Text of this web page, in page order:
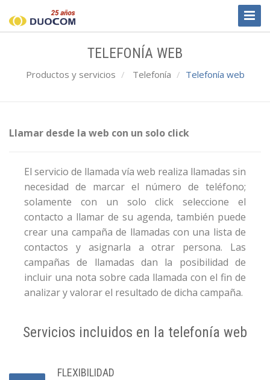
TELEFONÍA WEB
Productos y servicios Telefonía Telefonía web
Llamar desde la web con un solo click
El servicio de llamada vía web realiza llamadas sin
necesidad de marcar el número de teléfono;
solamente con un solo click seleccione el
contacto a llamar de su agenda, también puede
crear una campaña de llamadas con una lista de
contactos y asignarla a otrar persona. Las
campañas de llamadas dan la posibilidad de
incluir una nota sobre cada llamada con el fin de
analizar y valorar el resultado de dicha campaña.
Servicios incluidos en la telefonía web
FLEXIBILIDAD